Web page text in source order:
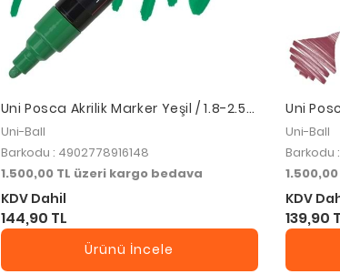
Uni Posca Akrilik Marker Yeşil / 1.8-2.5
mm
Uni-Ball
Barkodu : 4902778916148
1.500,00 TL üzeri kargo bedava
KDV Dahil
144,90 TL
Ürünü İncele
Uni
Uni-Ball
Barkodu
KDV
139,90